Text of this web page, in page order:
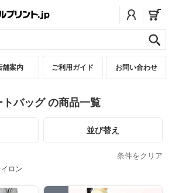
舗案内 ご利用ガイド お問い合わせ
トバッグ の商品一覧
並び替え
条件をクリア
ロン